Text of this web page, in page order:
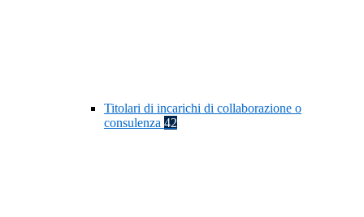
Titolari di incarichi di collaborazione o
consulenza 42